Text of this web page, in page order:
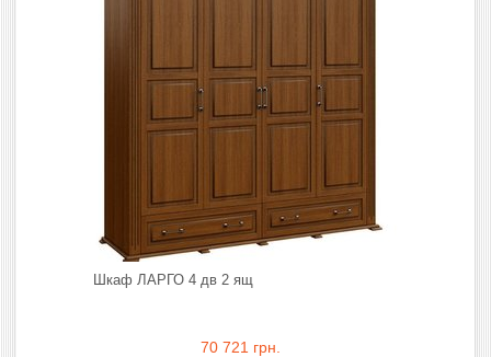
Шкаф ЛАРГО 4 дв 2 ящ
70 721 грн.